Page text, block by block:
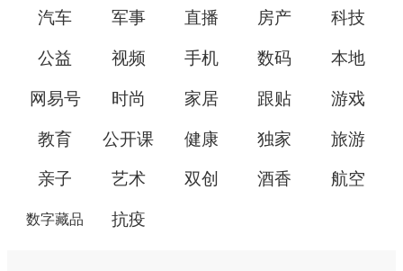
汽车
军事 直播 房产
科技
公益
视频 手机 数码
本地
网易号
时尚 家居 跟贴
游戏
教育
公开课 健康 独家
旅游
亲子
艺术 双创 酒香 航空
数字藏品 抗疫